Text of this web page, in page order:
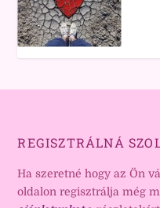
REGISZTRÁLNÁ
Ha szeretné hogy az Ön
oldalon regisztrálja még